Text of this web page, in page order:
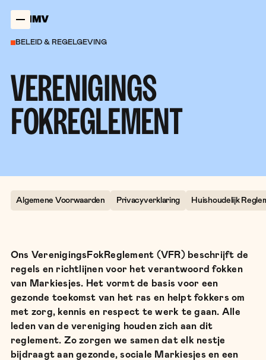
BELEID & REGELGEVING
VERENIGINGS
FOKREGLEMENT
Algemene Voorwaarden Privacyverklaring Huishoudelijk
Ons VerenigingsFokReglement (VFR) beschrijft de
regels en richtlijnen voor het verantwoord fokken
van Markiesjes. Het vormt de basis voor een
gezonde toekomst van het ras en helpt fokkers om
met zorg, kennis en respect te werk te gaan. Alle
leden van de vereniging houden zich aan dit
reglement. Zo zorgen we samen dat elk nestje
bijdraagt aan gezonde, sociale Markiesjes en een